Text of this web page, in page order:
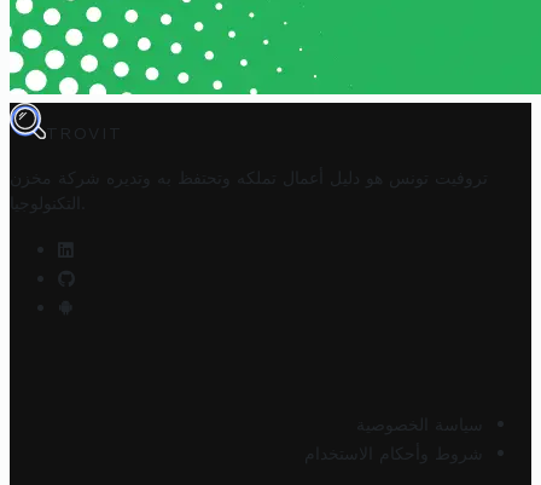
TROVIT
تروفيت تونس هو دليل أعمال تملكه وتحتفظ به وتديره
شركة مخزن
التكنولوجيا
سياسة الخصوصية
شروط وأحكام الاستخدام